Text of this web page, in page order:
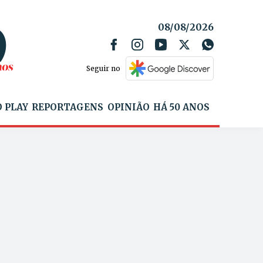
08/08/2026
Seguir no
PLAY REPORTAGENS OPINIÃO HÁ 50 ANOS